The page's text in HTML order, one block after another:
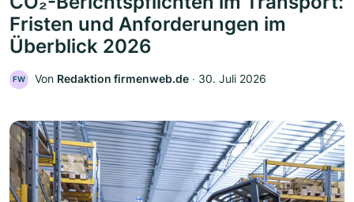
Fristen und Anforderungen im
Überblick 2026
FW Von Redaktion firmenweb.de ‧ 30. Juli 2026